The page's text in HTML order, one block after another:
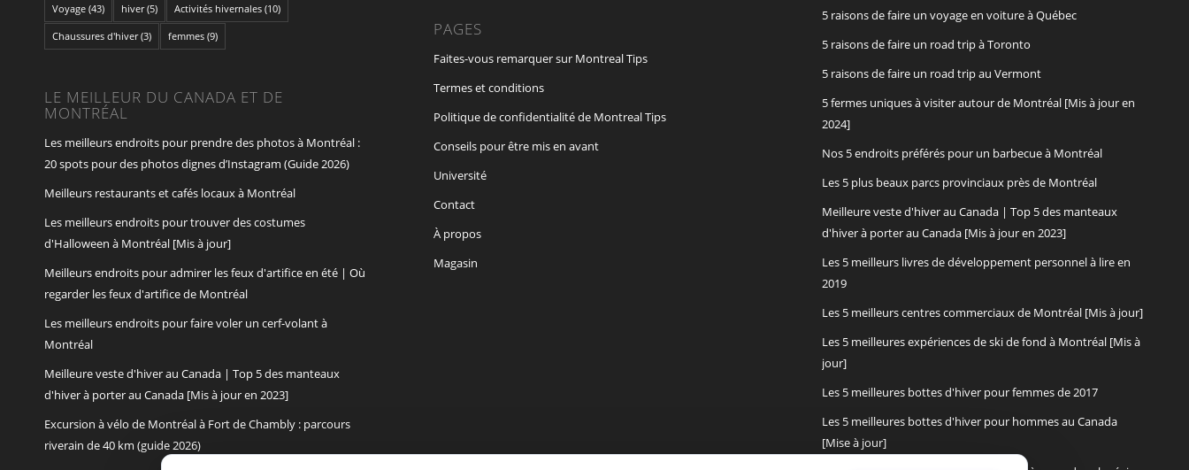
Voyage (43) hiver(5) Activités hivernales (10)
Chaussures d'hiver(3) femmes (9)
LE MEILLEUR DU CANADA ET DE
MONTRÉAL
Les meilleurs endroits pour prendre des photos à Montréal :
20 spots pour des photos dignes d’Instagram (Guide 2026)
Meilleurs restaurants et cafés locaux à Montréal
Les meilleurs endroits pour trouver des costumes
d'Halloween à Montréal [Mis à jour]
Meilleurs endroits pour admirer les feux d'artifice en été | Où
regarder les feux d'artifice de Montréal
Les meilleurs endroits pour faire voler un cerf-volant à
Montréal
Meilleure veste d'hiver au Canada | Top 5 des manteaux
d'hiver à porter au Canada [Mis à jour en 2023]
Excursion à vélo de Montréal à Fort de Chambly : parcours
riverain de 40 km (guide 2026)
PAGES
Faites-vous remarquer sur Montreal Tips
Termes et conditions
Politique de confidentialité de Montreal Tips
Conseils pour être mis en avant
Université
Contact
À propos
Magasin
5 raisons de faire un voyage en voiture à Québec
5 raisons de faire un road trip à Toronto
5 raisons de faire un road trip au Vermont
5 fermes uniques à visiter autour de Montréal [Mis à jour en
2024]
Nos 5 endroits préférés pour un barbecue à Montréal
Les 5 plus beaux parcs provinciaux près de Montréal
Meilleure veste d'hiver au Canada | Top 5 des manteaux
d'hiver à porter au Canada [Mis à jour en 2023]
Les 5 meilleurs livres de développement personnel à lire en
2019
Les 5 meilleurs centres commerciaux de Montréal [Mis à jour]
Les 5 meilleures expériences de ski de fond à Montréal [Mis à
jour]
Les 5 meilleures bottes d'hiver pour femmes de 2017
Les 5 meilleures bottes d'hiver pour hommes au Canada
[Mise à jour]